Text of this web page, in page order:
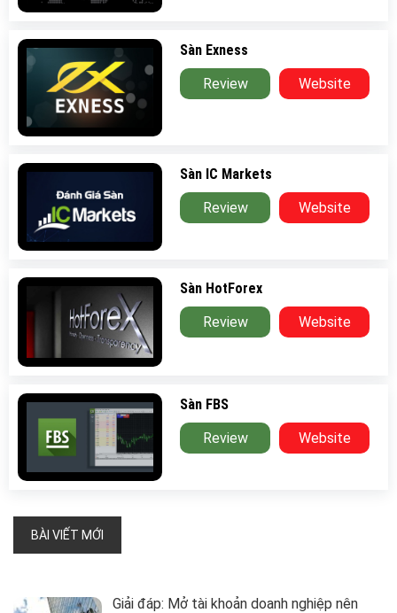
Sàn Exness
Review
Website
Sàn IC Markets
Review
Website
Sàn HotForex
Review
Website
Sàn FBS
Review
Website
BÀI VIẾT MỚI
Giải đáp: Mở tài khoản doanh nghiệp nên